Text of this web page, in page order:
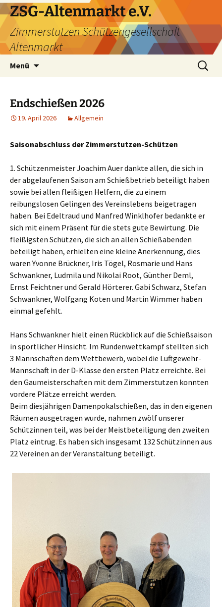
ZSG-Altenmarkt e.V.
Zimmerstutzen Schützengesellschaft
Altenmarkt
Menü
Suchen
nach:
Endschießen 2026
19. April 2026 Allgemein
Saisonabschluss der Zimmerstutzen-Schützen
1. Schützenmeister Joachim Auer dankte allen, die sich in
der abgelaufenen Saison am Schießbetrieb beteiligt haben
sowie bei allen fleißigen Helfern, die zu einem
reibungslosen Gelingen des Vereinslebens beigetragen
haben. Bei Edeltraud und Manfred Winklhofer bedankte er
sich mit einem Präsent für die stets gute Bewirtung. Die
fleißigsten Schützen, die sich an allen Schießabenden
beteiligt haben, erhielten eine kleine Anerkennung, dies
waren Yvonne Brückner, Iris Tögel, Rosmarie und Hans
Schwankner, Ludmila und Nikolai Root, Günther Deml,
Ernst Feichtner und Gerald Hörterer. Gabi Schwarz, Stefan
Schwankner, Wolfgang Koten und Martin Wimmer haben
einmal gefehlt.
Hans Schwankner hielt einen Rückblick auf die Schießsaison
in sportlicher Hinsicht. Im Rundenwettkampf stellten sich
3 Mannschaften dem Wettbewerb, wobei die Luftgewehr-
Mannschaft in der D-Klasse den ersten Platz erreichte. Bei
den Gaumeisterschaften mit dem Zimmerstutzen konnten
vordere Plätze erreicht werden.
Beim diesjährigen Damenpokalschießen, das in den eigenen
Räumen ausgetragen wurde, nahmen zwölf unserer
Schützinnen teil, was bei der Meistbeteiligung den zweiten
Platz eintrug. Es haben sich insgesamt 132 Schützinnen aus
22 Vereinen an der Veranstaltung beteiligt.